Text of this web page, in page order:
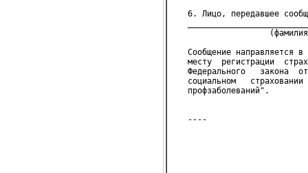
6. Лицо, передавшее
(фамилия, имя,
Сообщение направляется в
месту  регистрации
Федерального   закона
социальном   страховании
профзаболеваний".